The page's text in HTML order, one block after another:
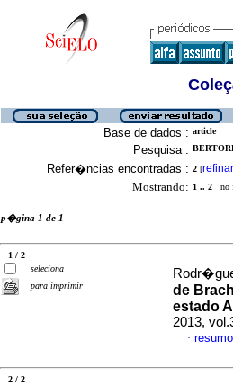
Base de dados : article
Pesquisa :
Refer�ncias encontradas : 2 [refinar
Mostrando: 1 .. 2 no
p�gina 1 de 1
1 / 2
seleciona
para imprimir
de
estado
2013,
·
2 / 2